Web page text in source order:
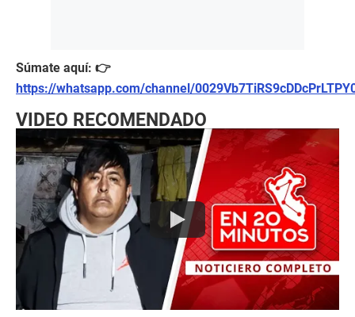
Súmate aquí: 👉
https://whatsapp.com/channel/
VIDEO RECOMENDADO